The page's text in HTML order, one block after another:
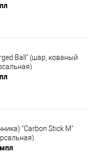
Ball" (шар, кованый
"Carbon Stick M"